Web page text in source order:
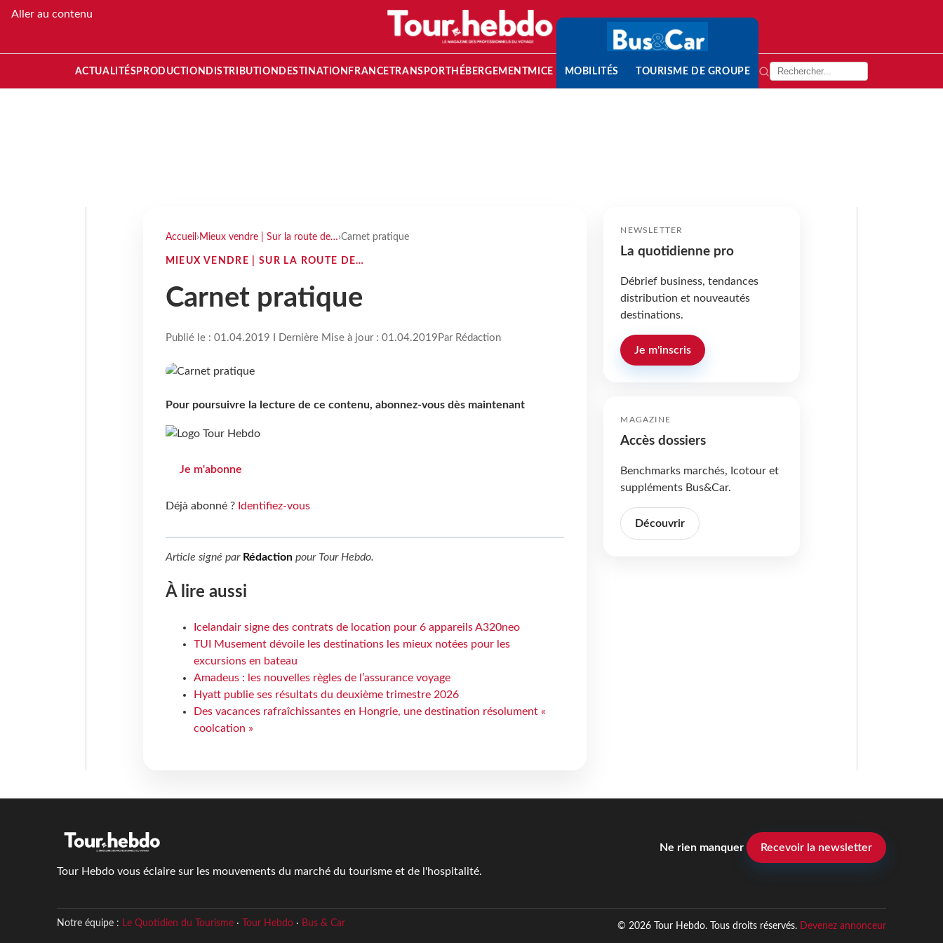
Aller au contenu
ACTUALITÉS PRODUCTION DISTRIBUTION DESTINATION FRANCETRANSPORT HÉBERGEMENTMICE MOBILITÉS TOURISME DE GROUPE
Accueil › Mieux vendre | Sur la route de…›Carnet pratique
MIEUX VENDRE | SUR LA ROUTE DE…
Carnet pratique
Publié le : 01.04.2019 I Dernière Mise à jour : 01.04.2019 Par Rédaction
Pour poursuivre la lecture de ce contenu, abonnez-vous dès maintenant
Je m'abonne
Déjà abonné ? Identifiez-vous
Article signé par Rédactionpour Tour Hebdo.
À lire aussi
Icelandair signe des contrats de location pour 6 appareils A320neo
TUI Musement dévoile les destinations les mieux notées pour les
excursions en bateau
Amadeus : les nouvelles règles de l’assurance voyage
Hyatt publie ses résultats du deuxième trimestre 2026
Des vacances rafraîchissantes en Hongrie, une destination résolument «
coolcation »
NEWSLETTER
La quotidienne pro
Débrief business, tendances
distribution et nouveautés
destinations.
Je m'inscris
MAGAZINE
Accès dossiers
Benchmarks marchés, Icotour et
suppléments Bus&Car.
Découvrir
Tour Hebdo vous éclaire sur les mouvements du marché du tourisme et de l'hospitalité.
Ne rien manquer Recevoir la newsletter
Notre équipe : Le Quotidien du Tourisme· Tour Hebdo· Bus & Car © 2026 Tour Hebdo. Tous droits réservés. Devenez annonceur